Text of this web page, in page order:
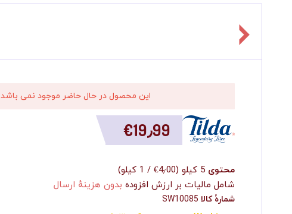
اين محصول در حال حاضر موجود نمی باشد
‎€19٫99
محتوی5 کیلو (‎€4٫00 / 1 کیلو
)
شامل مالیات بر ارزش افزوده بدون هزینهٔ ارسال
شمارهٔ کالا SW10085